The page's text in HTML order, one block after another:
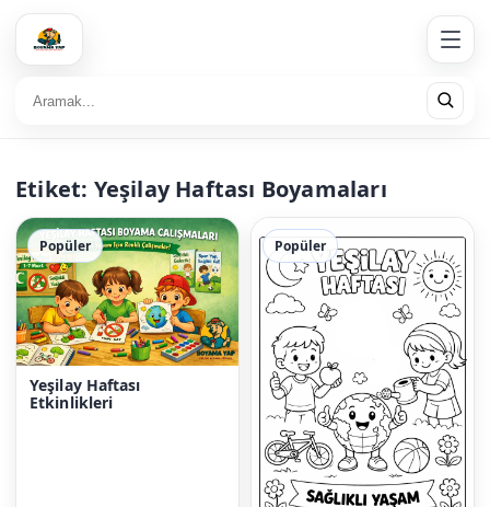
Etiket: Yeşilay Haftası Boyamaları
Popüler
Yeşilay Haftası
Etkinlikleri
Popüler